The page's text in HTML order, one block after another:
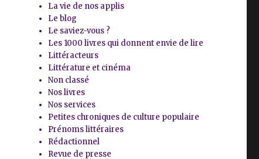
La vie de nos applis
Le blog
Le saviez-vous ?
Les 1000 livres qui donnent envie de lire
Littéracteurs
Littérature et cinéma
Non classé
Nos livres
Nos services
Petites chroniques de culture populaire
Prénoms littéraires
Rédactionnel
Revue de presse